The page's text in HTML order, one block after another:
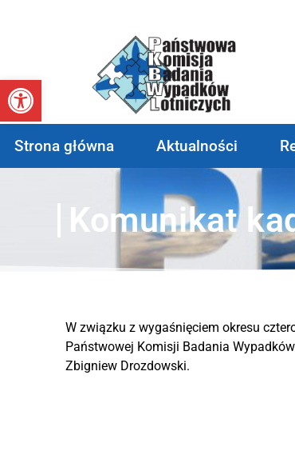
Otwórz pasek narzędzi
Strona główna Aktualności
Komunikat
W związku z wygaśnięciem okresu
Państwowej Komisji Badania
Zbigniew Drozdowski.